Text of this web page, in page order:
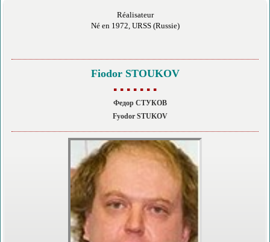
Réalisateur
Né en 1972, URSS (Russie)
Fiodor STOUKOV
▪ ▪ ▪ ▪ ▪ ▪ ▪
Федор СТУКОВ
Fyodor STUKOV